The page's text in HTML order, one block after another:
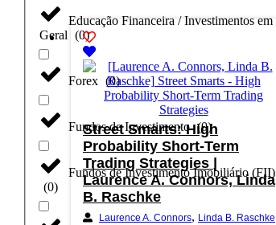
Educação Financeira / Investimentos em
Geral (0)
Forex (0)
Fundos de Investimento (0)
Fundos de Investimento Imobiliário (FII)
(0)
Street Smarts: High
Probability Short-Term
Trading Strategies |
Laurence A. Connors, Linda
B. Raschke
Laurence A. Connors, Linda B. Raschke